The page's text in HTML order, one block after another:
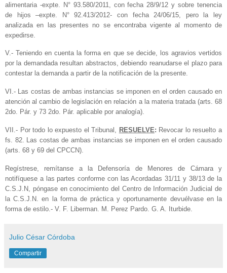
alimentaria -expte. N° 93.580/2011, con fecha 28/9/12 y sobre tenencia
de hijos –expte. N° 92.413/2012- con fecha 24/06/15, pero la ley
analizada en las presentes no se encontraba vigente al momento de
expedirse.
V.- Teniendo en cuenta la forma en que se decide, los agravios vertidos
por la demandada resultan abstractos, debiendo reanudarse el plazo para
contestar la demanda a partir de la notificación de la presente.
VI.- Las costas de ambas instancias se imponen en el orden causado en
atención al cambio de legislación en relación a la materia tratada (arts. 68
2do. Pár. y 73 2do. Pár. aplicable por analogía).
VII.- Por todo lo expuesto el Tribunal, RESUELVE: Revocar lo resuelto a
fs. 82. Las costas de ambas instancias se imponen en el orden causado
(arts. 68 y 69 del CPCCN).
Regístrese, remítanse a la Defensoría de Menores de Cámara y
notifíquese a las partes conforme con las Acordadas 31/11 y 38/13 de la
C.S.J.N, póngase en conocimiento del Centro de Información Judicial de
la C.S.J.N. en la forma de práctica y oportunamente devuélvase en la
forma de estilo.- V. F. Liberman. M. Perez Pardo. G. A. Iturbide.
Julio César Córdoba
Compartir